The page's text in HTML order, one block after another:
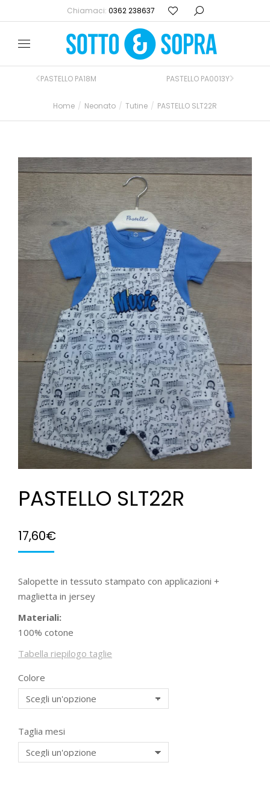
Chiamaci: 0362 238637
Tu sei qui:Home Neonato Tutine PASTELLO SLT22R
PASTELLO PA18M PASTELLO PA0013Y
PASTELLO SLT22R
17,60€
Salopette in tessuto stampato con applicazioni +
maglietta in jersey
Materiali:
100% cotone
Tabella riepilogo taglie
Colore
Taglia mesi